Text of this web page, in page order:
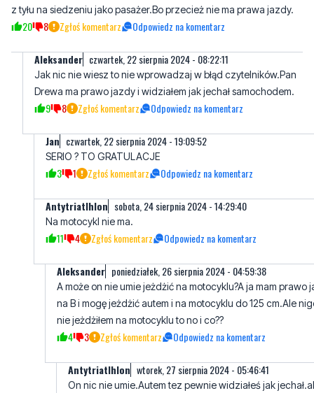
Aleksander czwartek, 22 sierpnia 2024 - 08:22:11
Jak nic nie wiesz to nie wprowadzaj w błąd czytelników.Pan
9 8 Zgłoś komentarz Odpowiedz na komentarz
Jan czwartek, 22 sierpnia 2024 - 19:09:52
SERIO ? TO GRATULACJE
Antytriatlhlon sobota, 24 sierpnia 2024 - 14:29:40
Na motocykl nie ma.
Aleksander poniedziałek, 26 sierpnia 2024 - 04:59:38
A może on nie umie jeżdżić na motocyklu?A ja mam prawo
nie jeżdżiłem na motocyklu to no i co??
4 3 Zgłoś komentarz Odpowiedz na komentarz
Antytriatlhlon wtorek, 27 sierpnia 2024 - 05:46:41
On nic nie umie.Autem tez pewnie widziałeś jak
więc przestań bulgotać mi tutaj smyku.A ten zapocony
okrągły typ niech lepiej siłownie odwiedzi.